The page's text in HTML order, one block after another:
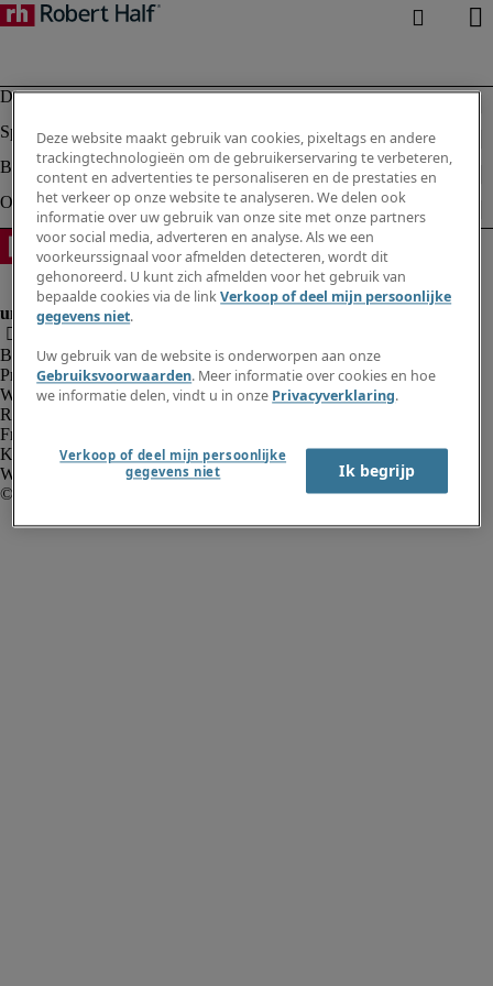
Bedrijfsinformatie
Privacyverklaring
Website en cookies
Rekruteringsvoorwaarden
Fraude alarm
Klokkenluidersregeling
Webmaster feedback
Deze website maakt gebruik van cookies, pixeltags en andere
trackingtechnologieën om de gebruikerservaring te verbeteren,
content en advertenties te personaliseren en de prestaties en
het verkeer op onze website te analyseren. We delen ook
informatie over uw gebruik van onze site met onze partners
voor social media, adverteren en analyse. Als we een
voorkeurssignaal voor afmelden detecteren, wordt dit
gehonoreerd. U kunt zich afmelden voor het gebruik van
bepaalde cookies via de linkVerkoop of deel mijn persoonlijke
gegevens niet.
Uw gebruik van de website is onderworpen aan onze
Gebruiksvoorwaarden. Meer informatie over cookies en hoe
we informatie delen, vindt u in onze Privacyverklaring.
Verkoop of deel mijn persoonlijke
gegevens niet
Ik begrijp